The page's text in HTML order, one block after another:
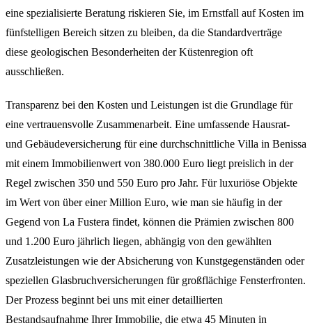
eine spezialisierte Beratung riskieren Sie, im Ernstfall auf Kosten im
fünfstelligen Bereich sitzen zu bleiben, da die Standardverträge
diese geologischen Besonderheiten der Küstenregion oft
ausschließen.
Transparenz bei den Kosten und Leistungen ist die Grundlage für
eine vertrauensvolle Zusammenarbeit. Eine umfassende Hausrat-
und Gebäudeversicherung für eine durchschnittliche Villa in Benissa
mit einem Immobilienwert von 380.000 Euro liegt preislich in der
Regel zwischen 350 und 550 Euro pro Jahr. Für luxuriöse Objekte
im Wert von über einer Million Euro, wie man sie häufig in der
Gegend von La Fustera findet, können die Prämien zwischen 800
und 1.200 Euro jährlich liegen, abhängig von den gewählten
Zusatzleistungen wie der Absicherung von Kunstgegenständen oder
speziellen Glasbruchversicherungen für großflächige Fensterfronten.
Der Prozess beginnt bei uns mit einer detaillierten
Bestandsaufnahme Ihrer Immobilie, die etwa 45 Minuten in